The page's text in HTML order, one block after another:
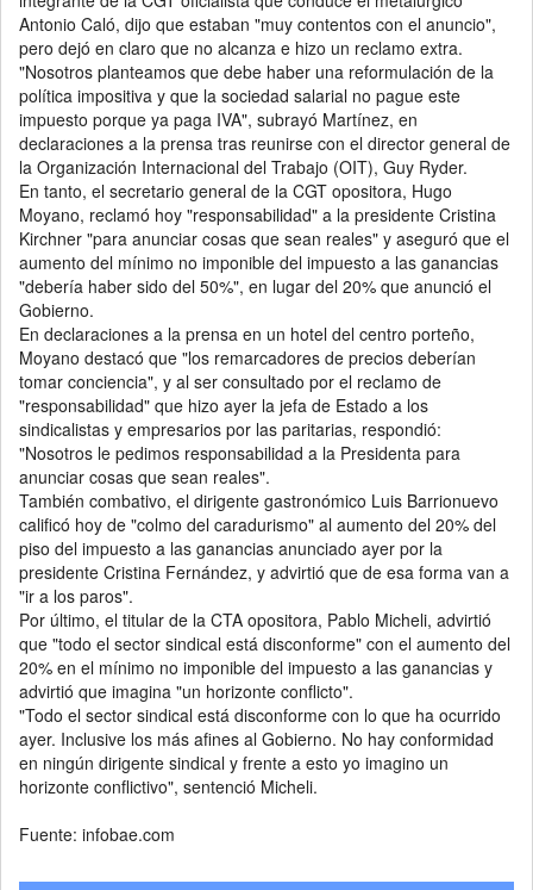
Antonio Caló, dijo que estaban "muy contentos con el anuncio",
pero dejó en claro que no alcanza e hizo un reclamo extra.
"Nosotros planteamos que debe haber una reformulación de la
política impositiva y que la sociedad salarial no pague este
impuesto porque ya paga IVA", subrayó Martínez, en
declaraciones a la prensa tras reunirse con el director general de
la Organización Internacional del Trabajo (OIT), Guy Ryder.
En tanto, el secretario general de la CGT opositora, Hugo
Moyano, reclamó hoy "responsabilidad" a la presidente Cristina
Kirchner "para anunciar cosas que sean reales" y aseguró que el
aumento del mínimo no imponible del impuesto a las ganancias
"debería haber sido del 50%", en lugar del 20% que anunció el
Gobierno.
En declaraciones a la prensa en un hotel del centro porteño,
Moyano destacó que "los remarcadores de precios deberían
tomar conciencia", y al ser consultado por el reclamo de
"responsabilidad" que hizo ayer la jefa de Estado a los
sindicalistas y empresarios por las paritarias, respondió:
"Nosotros le pedimos responsabilidad a la Presidenta para
anunciar cosas que sean reales".
También combativo, el dirigente gastronómico Luis Barrionuevo
calificó hoy de "colmo del caradurismo" al aumento del 20% del
piso del impuesto a las ganancias anunciado ayer por la
presidente Cristina Fernández, y advirtió que de esa forma van a
"ir a los paros".
Por último, el titular de la CTA opositora, Pablo Micheli, advirtió
que "todo el sector sindical está disconforme" con el aumento del
20% en el mínimo no imponible del impuesto a las ganancias y
advirtió que imagina "un horizonte conflicto".
"Todo el sector sindical está disconforme con lo que ha ocurrido
ayer. Inclusive los más afines al Gobierno. No hay conformidad
en ningún dirigente sindical y frente a esto yo imagino un
horizonte conflictivo", sentenció Micheli.
Fuente: infobae.com